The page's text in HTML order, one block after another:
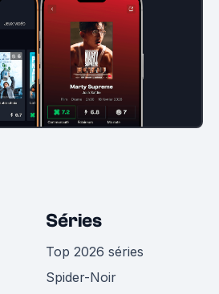
Séries
Top 2026 séries
Spider-Noir